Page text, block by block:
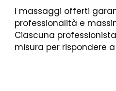
I massaggi offerti
professionalità e
Ciascuna
misura per rispondere